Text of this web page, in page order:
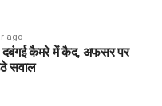
ago
दबंगई कैमरे में कैद, अफसर पर
सवाल